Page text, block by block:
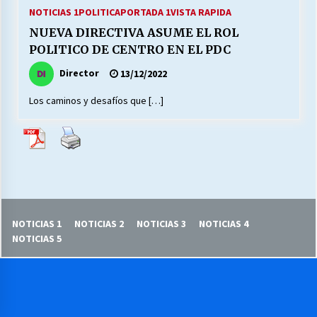
MUNICIPALIDAD, TRABAJADORES, CLIMA
LABORAL:
13/07/2026
Escuela hospitalaria El Carmen de Maipu.
NOTICIAS 1POLITICAPORTADA 1VISTA RAPIDA
NUEVA DIRECTIVA ASUME EL ROL
POLITICO DE CENTRO EN EL PDC
Director 13/12/2022
Los caminos y desafíos que […]
NOTICIAS 1 NOTICIAS 2 NOTICIAS 3
NOTICIAS 4
NOTICIAS 5